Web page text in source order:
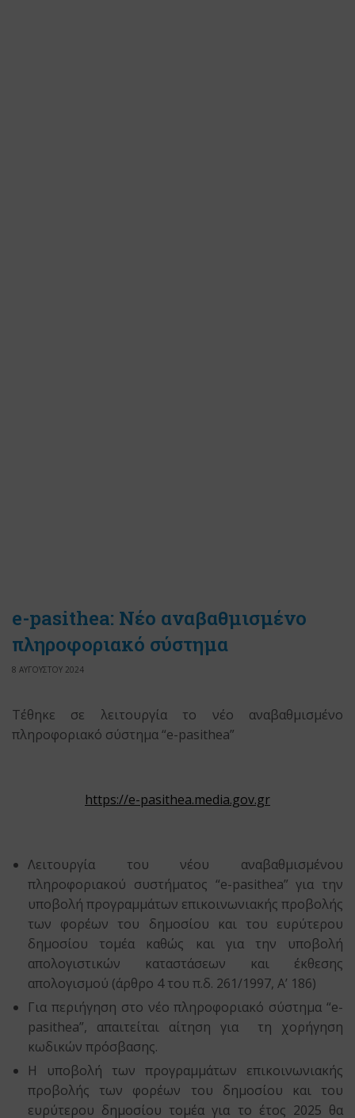
e-pasithea: Νέο αναβαθμισμένο
πληροφοριακό σύστημα
8 ΑΥΓΟΥΣΤΟΥ 2024
Tέθηκε σε λειτουργία το νέο αναβαθμισμένο
πληροφοριακό σύστημα “e-pasithea”
https://e-pasithea.media.gov.gr
Λειτουργία του νέου αναβαθμισμένου
πληροφοριακού συστήματος “e-pasithea” για την
υποβολή προγραμμάτων επικοινωνιακής προβολής
των φορέων του δημοσίου και του ευρύτερου
δημοσίου τομέα καθώς και για την υποβολή
απολογιστικών καταστάσεων και έκθεσης
απολογισμού (άρθρο 4 του π.δ. 261/1997, Α’ 186)
Για περιήγηση στο νέο πληροφοριακό σύστημα “e-
pasithea”, απαιτείται αίτηση για τη χορήγηση
κωδικών πρόσβασης.
Η υποβολή των προγραμμάτων επικοινωνιακής
προβολής των φορέων του δημοσίου και του
ευρύτερου δημοσίου τομέα για το έτος 2025 θα